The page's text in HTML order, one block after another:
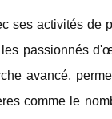
ses activités de
passionnés
avancé,
comme le